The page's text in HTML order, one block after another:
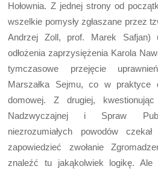
Hołownia. Z jednej strony od
wszelkie pomysły zgłaszane przez
Andrzej Zoll, prof. Marek Safjan)
odłożenia zaprzysiężenia Karola
tymczasowe przejęcie
Marszałka Sejmu, co w praktyce
domowej. Z drugiej,
Nadzwyczajnej i Spraw
niezrozumiałych powodów
zapowiedzieć zwołanie
znaleźć tu jakąkolwiek logikę. Ale